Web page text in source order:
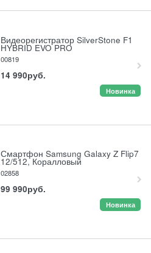
Видеорегистратор SilverStone F1
HYBRID EVO PRO
00819
14 990руб.
Новинка
Смартфон Samsung Galaxy Z Flip7
12/512, Коралловый
02858
99 990руб.
Новинка